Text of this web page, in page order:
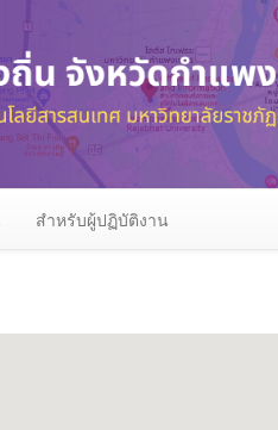
สำหรับผู้ปฏิบัติงาน